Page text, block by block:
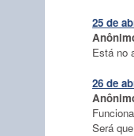
25 de
Está no
26 de
Será